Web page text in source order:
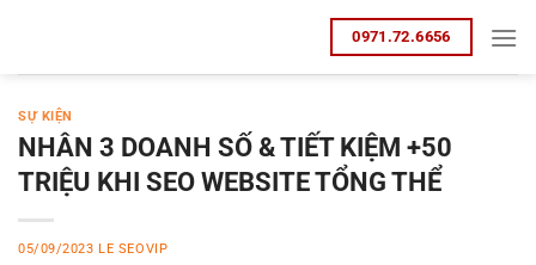
nội
0971.72.6656
SỰ KIỆN
NHÂN 3 DOANH SỐ & TIẾT KIỆM +50
TRIỆU KHI SEO WEBSITE TỔNG THỂ
05/09/2023 LE SEOVIP